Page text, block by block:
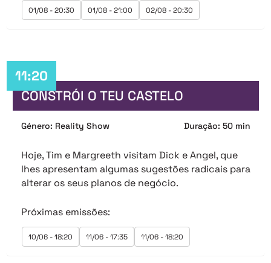
01/08 - 20:30 01/08 - 21:00 02/08 - 20:30
11:20
CONSTRÓI O TEU CASTELO
Género: Reality Show Duração: 50 min
Hoje, Tim e Margreeth visitam Dick e Angel, que
lhes apresentam algumas sugestões radicais para
alterar os seus planos de negócio.
Próximas emissões:
10/06 - 18:20 11/06 - 17:35 11/06 - 18:20